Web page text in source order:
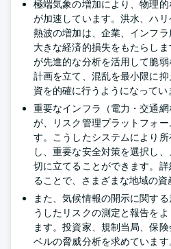
極端気象の増加により、物理
が加速しています。洪水、ハリ
熱波の増加は、企業、インフ
大きな経済的損失をもたらし
が先進的な分析を活用して脆
計画を立て、混乱を最小限に
資を的確に行うようになってい
重要なインフラ（電力・交通
が、リスク管理プラットフォ
す。こうしたシステムにより
し、重要な安全対策を選択し
切に立てることができます。
ることで、さまざまな地域の資
また、気候情報の開示に関す
うしたリスクの測定と報告を
ます。投資家、規制当局、保
ベルの脅威分析を求めていま